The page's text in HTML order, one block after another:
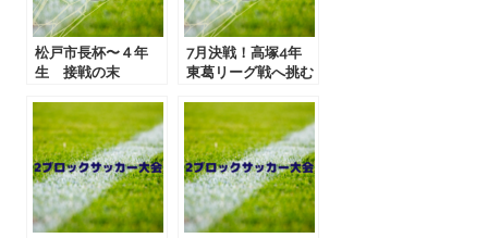
松戸市長杯〜４年
生 接戦の末
7月決戦！高塚4年
東葛リーグ戦へ挑む